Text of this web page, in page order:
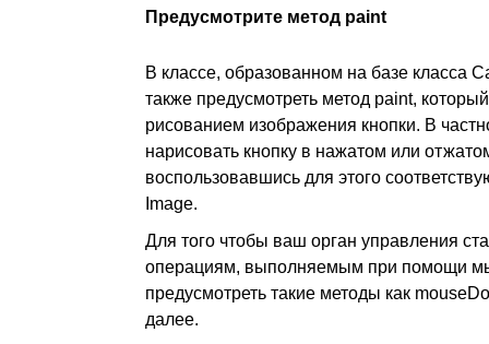
Предусмотрите метод paint
В классе, образованном на базе класса
также предусмотреть метод paint,
рисованием изображения кнопки. В
нарисовать кнопку в нажатом или
воспользовавшись для этого
Image.
Для того чтобы ваш орган управления
операциям, выполняемым при помощи
предусмотреть такие методы как
далее.